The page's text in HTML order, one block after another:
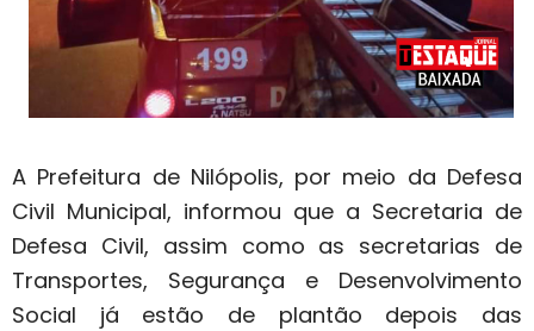
A Prefeitura de Nilópolis, por meio da Defesa
Civil Municipal, informou que a Secretaria de
Defesa Civil, assim como as secretarias de
Transportes, Segurança e Desenvolvimento
Social já estão de plantão depois das